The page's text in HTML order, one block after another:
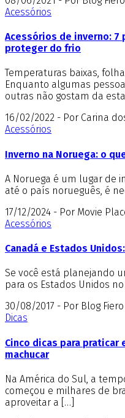
Acessórios
Acessórios de inverno: 7
proteger do frio
Temperaturas baixas,
Enquanto algumas
outras não gostam da
16/02/2022 - Por Carina
Acessórios
Inverno na Noruega: o
A Noruega é um lugar de
até o país norueguês, é
17/12/2024 - Por Movie
Acessórios
Canadá e Estados
Se você está planejando
para os Estados Unidos
30/08/2017 - Por Blog Fiero
Dicas
Cinco dicas para
machucar
Na América do Sul, a
começou e milhares de
aproveitar a […]